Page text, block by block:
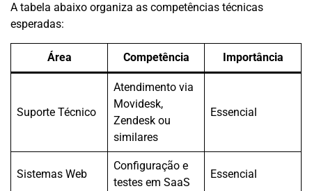
A tabela abaixo organiza as competências técnicas
esperadas:
Área Competência Importância
Suporte Técnico
Atendimento via
Movidesk,
Zendesk ou
similares
Essencial
Sistemas Web
Configuração e
testes em SaaS
Essencial